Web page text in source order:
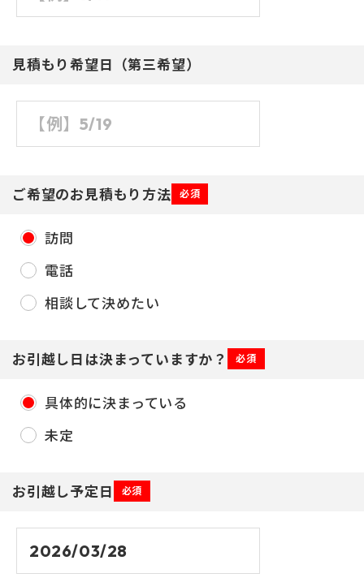
見積もり希望日（第三希望）
ご希望のお見積もり方法 必須
訪問
電話
相談して決めたい
お引越し日は決まっていますか？ 必須
具体的に決まっている
未定
お引越し予定日 必須